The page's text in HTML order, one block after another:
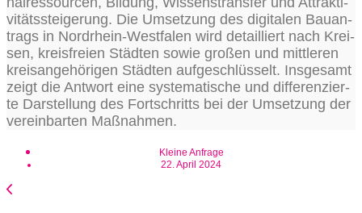
vi­täts­stei­ge­rung. Die Umset­zung des digi­ta­len Bau­an­
trags in Nord­rhein-West­fa­len wird detail­liert nach Krei­
sen, kreis­frei­en Städ­ten sowie gro­ßen und mitt­le­ren
kreis­an­ge­hö­ri­gen Städ­ten auf­ge­schlüs­selt. Ins­ge­samt
zeigt die Ant­wort eine sys­te­ma­ti­sche und dif­fe­ren­zier­
te Dar­stel­lung des Fort­schritts bei der Umset­zung der
ver­ein­bar­ten Maßnahmen.
Kleine Anfrage
22. April 2024